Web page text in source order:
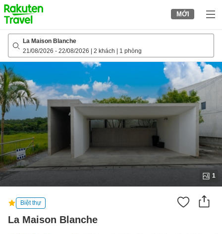
to
top
page
MỚI
La Maison Blanche
21/08/2026 - 22/08/2026 2 khách 1 phòng
1
Biệt thự
La Maison Blanche